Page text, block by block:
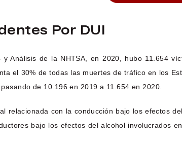
Por DUI
Análisis de la NHTSA, en 2020, hubo 11.654
el 30% de todas las muertes de tráfico en los
de 10.196 en 2019 a 11.654 en 2020.
relacionada con la conducción bajo los efectos
bajo los efectos del alcohol involucrados